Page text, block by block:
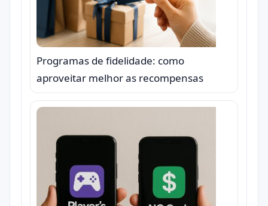
Programas de fidelidade: como
aproveitar melhor as recompensas